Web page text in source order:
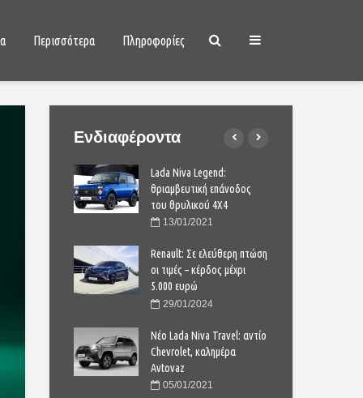
Περισσότερα Πληροφορίες
Ενδιαφέροντα
Lada Niva Legend:
θριαμβευτική επάνοδος
του θρυλικού 4Χ4
13/01/2021
Renault: Σε ελεύθερη πτώση
οι τιμές – κέρδος μέχρι
5.000 ευρώ
29/01/2024
Νέο Lada Niva Travel: αντίο
Chevrolet, καλημέρα
Avtovaz
05/01/2021